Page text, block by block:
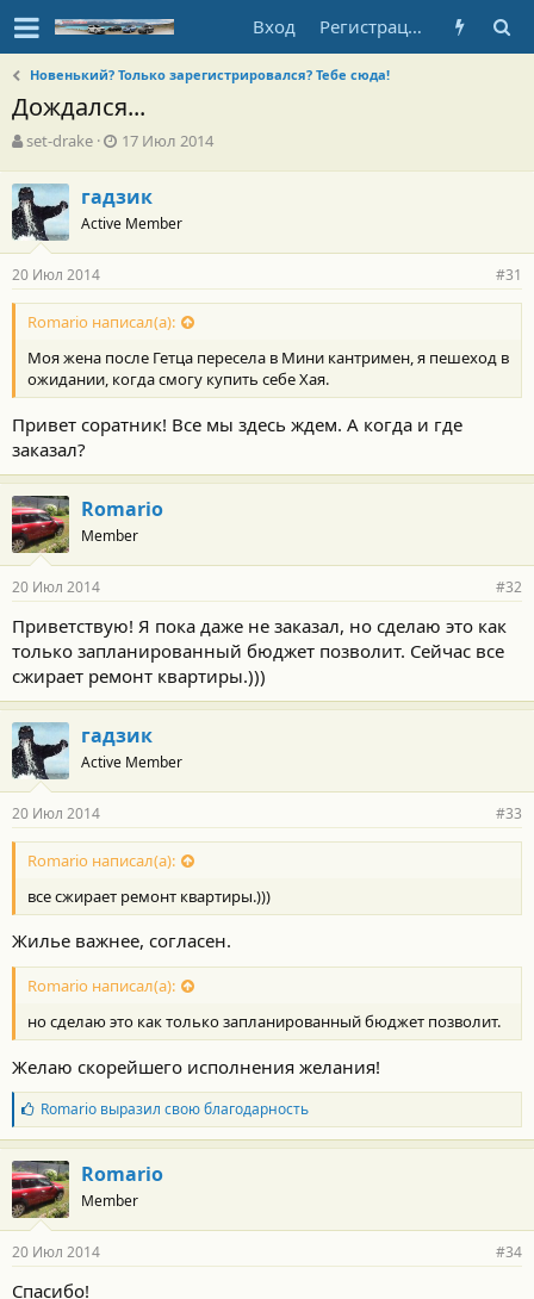
Вход Регистрация
Новенький? Только зарегистрировался? Тебе сюда!
Дождался...
А
т
о
р
т
е
м
ы
set-drake
Д
а
н
а
л
а
17 Июл 2014
гадзик
Active Member
20 Июл 2014 #31
Romario написал(а):
Моя жена после Гетца пересела в Мини кантримен, я пешеход в
ожидании, когда смогу купить себе Хая.
Привет соратник! Все мы здесь ждем. А когда и где
заказал?
Romario
Member
20 Июл 2014 #32
Приветствую! Я пока даже не заказал, но сделаю это как
только запланированный бюджет позволит. Сейчас все
сжирает ремонт квартиры.)))
гадзик
Active Member
20 Июл 2014 #33
Romario написал(а):
все сжирает ремонт квартиры.)))
Жилье важнее, согласен.
Romario написал(а):
но сделаю это как только запланированный бюджет позволит.
Желаю скорейшего исполнения желания!
Б
л
а
г
о
д
а
н
Romarioвыразил свою благодарность
Romario
Member
20 Июл 2014 #34
Спасибо!